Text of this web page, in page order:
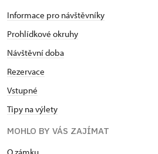
Informace pro návštěvníky
Prohlídkové okruhy
Návštěvní doba
Rezervace
Vstupné
Tipy na výlety
MOHLO BY VÁS ZAJÍMAT